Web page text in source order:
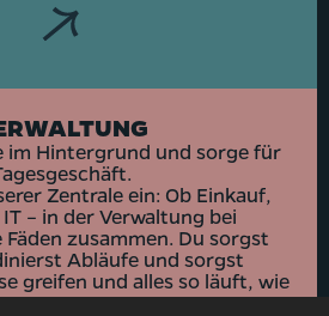
im Hintergrund und sorge für
Zentrale ein: Ob Einkauf,
– in der Verwaltung bei
zusammen. Du sorgst
Abläufe und sorgst
greifen und alles so läuft, wie